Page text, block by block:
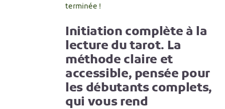
terminée !
Initiation complète à la
lecture du tarot. La
méthode claire et
accessible, pensée pour
les débutants complets,
qui vous rend